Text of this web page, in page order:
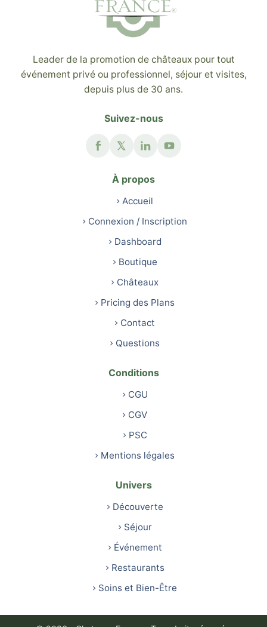
Leader de la promotion de châteaux pour tout
événement privé ou professionnel, séjour et visites,
depuis plus de 30 ans.
Suivez-nous
À propos
Accueil
Connexion / Inscription
Dashboard
Boutique
Châteaux
Pricing des Plans
Contact
Questions
Conditions
CGU
CGV
PSC
Mentions légales
Univers
Découverte
Séjour
Événement
Restaurants
Soins et Bien-Être